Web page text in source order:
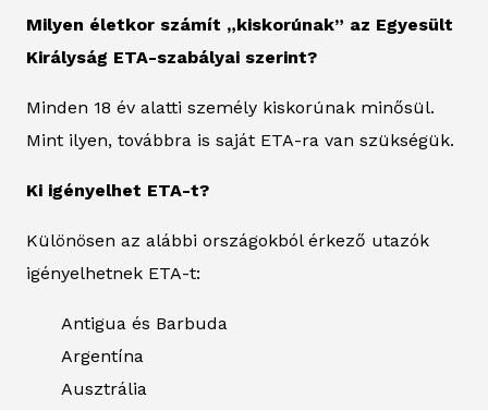
Milyen életkor számít „kiskorúnak” az Egyesült
Királyság ETA-szabályai szerint?
Minden 18 év alatti személy kiskorúnak minősül.
Mint ilyen, továbbra is saját ETA-ra van szükségük.
Ki igényelhet ETA-t?
Különösen az alábbi országokból érkező utazók
igényelhetnek ETA-t:
Antigua és Barbuda
Argentína
Ausztrália